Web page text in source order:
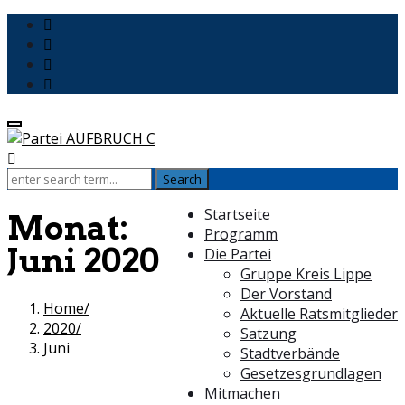
Startseite
Programm
Die Partei
Gruppe Kreis Lippe
Der Vorstand
Aktuelle Ratsmitglieder
Satzung
Stadtverbände
Gesetzesgrundlagen
Mitmachen
Monat:
Juni 2020
Home
2020
Juni